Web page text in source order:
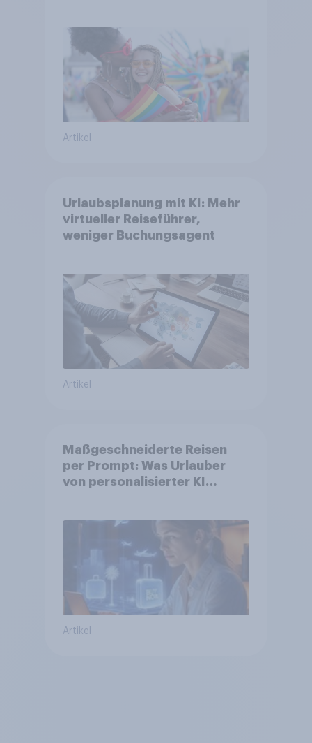
Artikel
Urlaubsplanung mit KI: Mehr
virtueller Reiseführer,
weniger Buchungsagent
Artikel
Maßgeschneiderte Reisen
per Prompt: Was Urlauber
von personalisierter KI
bereits genutzt werden
Artikel